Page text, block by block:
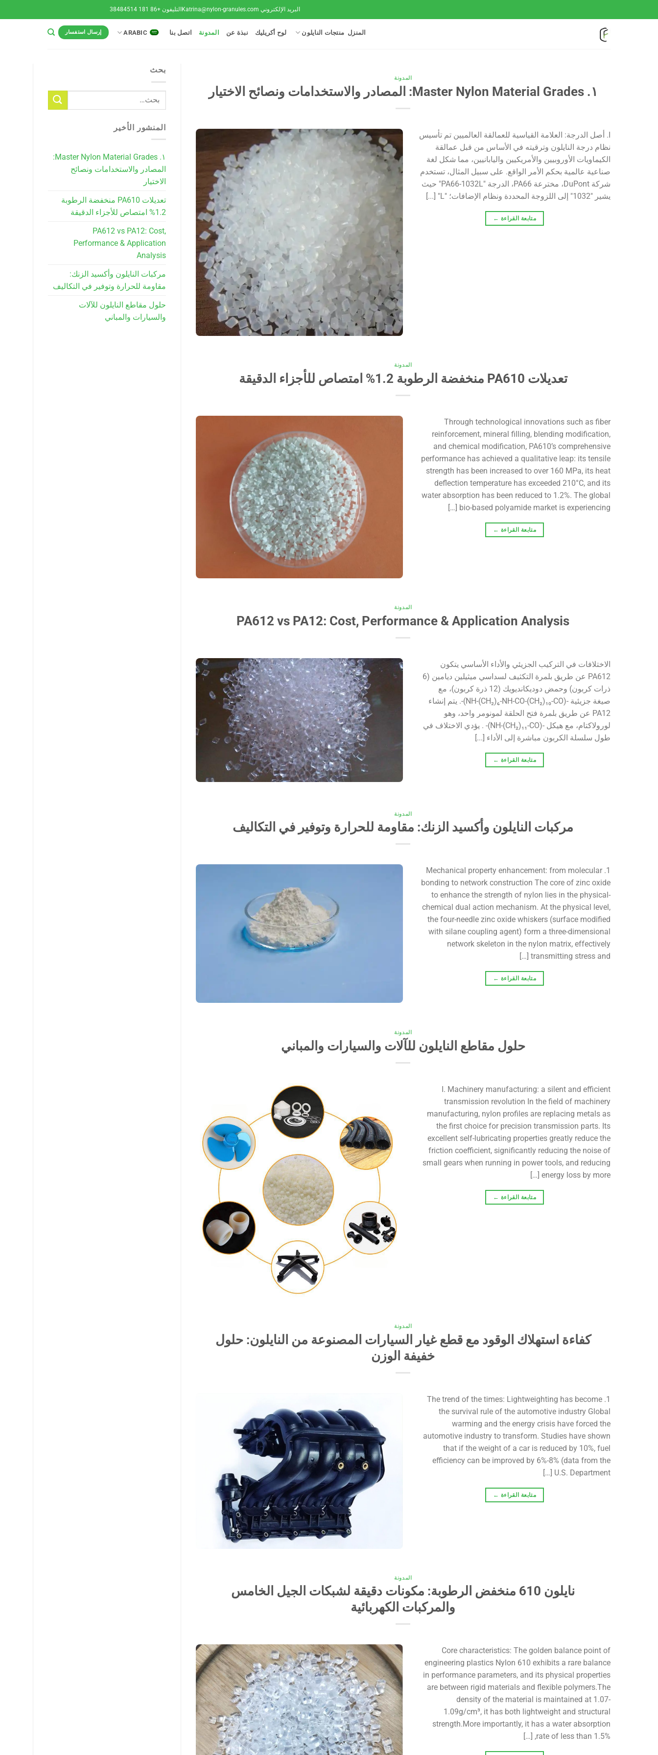
للمحتوى
البريد الإلكتروني Katrina@nylon-granules.com التليفون +86 181 38484514
المنزل منتجات النايلون لوح أكريليك نبذة عن المدونة اتصل بنا ARABIC إرسال استفسار
المدونة
١. Master Nylon Material Grades: المصادر والاستخدامات ونصائح الاختيار
I. أصل الدرجة: العلامة القياسية للعمالقة العالميين تم تأسيس
نظام درجة النايلون وترقيته في الأساس من قبل عمالقة
الكيماويات الأوروبيين والأمريكيين واليابانيين، مما شكل لغة
صناعية عالمية بحكم الأمر الواقع. على سبيل المثال، تستخدم
شركة DuPont، مخترعة PA66، الدرجة "PA66-1032L" حيث
يشير "1032" إلى اللزوجة المحددة ونظام الإضافات؛ "L" [...]
متابعة القراءة ←
المدونة
تعديلات PA610 منخفضة الرطوبة 1.2% امتصاص للأجزاء الدقيقة
Through technological innovations such as fiber
reinforcement, mineral filling, blending modification,
and chemical modification, PA610’s comprehensive
performance has achieved a qualitative leap: its tensile
strength has been increased to over 160 MPa, its heat
deflection temperature has exceeded 210°C, and its
water absorption has been reduced to 1.2%. The global
bio-based polyamide market is experiencing […]
متابعة القراءة ←
المدونة
PA612 vs PA12: Cost, Performance & Application Analysis
الاختلافات في التركيب الجزيئي والأداء الأساسي يتكون
PA612 عن طريق بلمرة التكثيف لسداسي ميثيلين ديامين (6
ذرات كربون) وحمض دوديكانديويك (12 ذرة كربون)، مع
صيغة جزيئية -(NH-(CH₂)₆-NH-CO-(CH₂)₁₀-CO)-. يتم إنشاء
PA12 عن طريق بلمرة فتح الحلقة لمونومر واحد، وهو
لورولاكتام، مع هيكل -(NH-(CH₂)₁₁-CO)- . يؤدي الاختلاف في
طول سلسلة الكربون مباشرة إلى الأداء [...]
متابعة القراءة ←
المدونة
مركبات النايلون وأكسيد الزنك: مقاومة للحرارة وتوفير في التكاليف
1. Mechanical property enhancement: from molecular
bonding to network construction The core of zinc oxide
to enhance the strength of nylon lies in the physical-
chemical dual action mechanism. At the physical level,
the four-needle zinc oxide whiskers (surface modified
with silane coupling agent) form a three-dimensional
network skeleton in the nylon matrix, effectively
transmitting stress and […]
متابعة القراءة ←
المدونة
حلول مقاطع النايلون للآلات والسيارات والمباني
I. Machinery manufacturing: a silent and efficient
transmission revolution In the field of machinery
manufacturing, nylon profiles are replacing metals as
the first choice for precision transmission parts. Its
excellent self-lubricating properties greatly reduce the
friction coefficient, significantly reducing the noise of
small gears when running in power tools, and reducing
energy loss by more […]
متابعة القراءة ←
المدونة
كفاءة استهلاك الوقود مع قطع غيار السيارات المصنوعة من النايلون: حلول
خفيفة الوزن
1. The trend of the times: Lightweighting has become
the survival rule of the automotive industry Global
warming and the energy crisis have forced the
automotive industry to transform. Studies have shown
that if the weight of a car is reduced by 10%, fuel
efficiency can be improved by 6%-8% (data from the
U.S. Department […]
متابعة القراءة ←
المدونة
نايلون 610 منخفض الرطوبة: مكونات دقيقة لشبكات الجيل الخامس
والمركبات الكهربائية
Core characteristics: The golden balance point of
engineering plastics Nylon 610 exhibits a rare balance
in performance parameters, and its physical properties
are between rigid materials and flexible polymers.The
density of the material is maintained at 1.07-
1.09g/cm³, it has both lightweight and structural
strength.More importantly, it has a water absorption
rate of less than 1.5%, […]
بحث
المنشور الأخير
١. Master Nylon Material Grades:
المصادر والاستخدامات ونصائح
الاختيار
تعديلات PA610 منخفضة الرطوبة
1.2% امتصاص للأجزاء الدقيقة
PA612 vs PA12: Cost,
Performance & Application
Analysis
مركبات النايلون وأكسيد الزنك:
مقاومة للحرارة وتوفير في التكاليف
حلول مقاطع النايلون للآلات
والسيارات والمباني